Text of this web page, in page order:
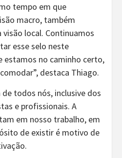
tempo em que
macro, também
local. Continuamos
esse selo neste
no caminho certo,
destaca Thiago.
todos nós, inclusive dos
e profissionais. A
em nosso trabalho, em
de existir é motivo de